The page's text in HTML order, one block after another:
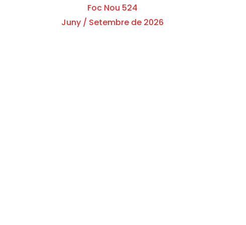
Foc Nou 524
Juny / Setembre de 2026